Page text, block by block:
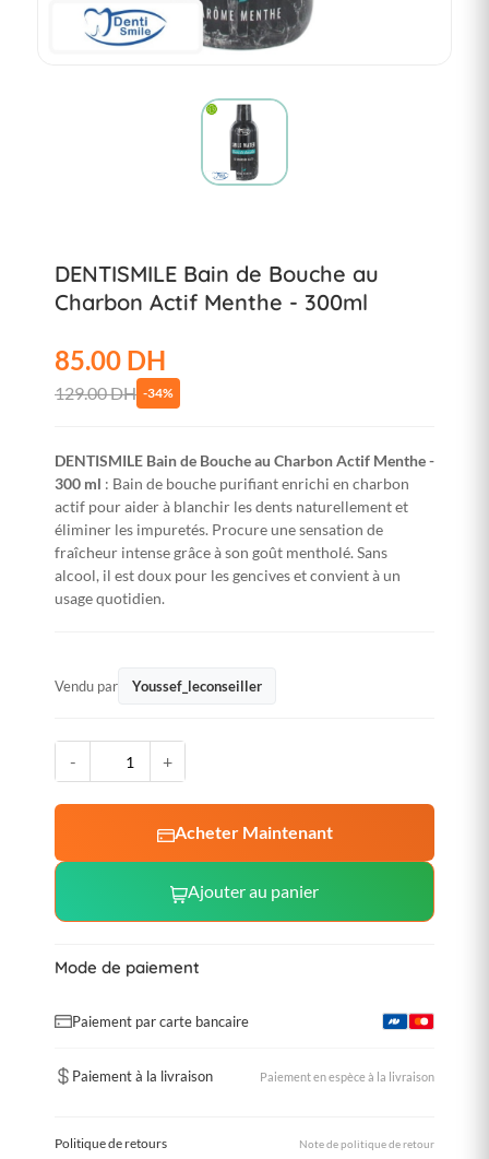
DENTISMILE Bain de Bouche au
Charbon Actif Menthe - 300ml
85.00 DH
129.00 DH -34%
DENTISMILE Bain de Bouche au Charbon Actif Menthe -
300 ml : Bain de bouche purifiant enrichi en charbon
actif pour aider à blanchir les dents naturellement et
éliminer les impuretés. Procure une sensation de
fraîcheur intense grâce à son goût mentholé. Sans
alcool, il est doux pour les gencives et convient à un
usage quotidien.
Vendu par Youssef_leconseiller
- +
Acheter Maintenant
Ajouter au panier
Mode de paiement
Paiement par carte bancaire
Paiement à la livraison Paiement en espèce à la livraison
Politique de retours Note de politique de retour